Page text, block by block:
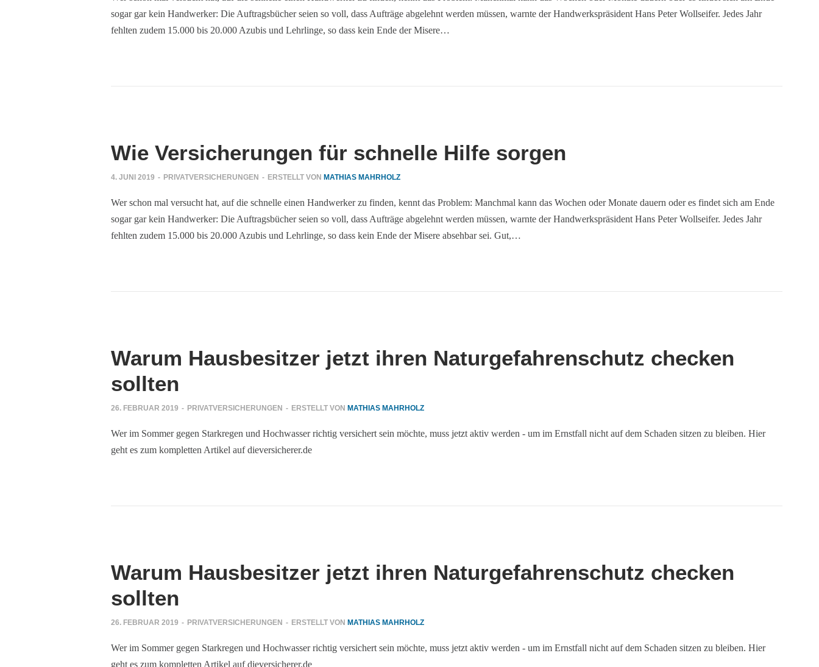
sogar gar kein Handwerker: Die Auftragsbücher seien so voll, dass Aufträge abgelehnt werden müssen, warnte der Handwerkspräsident Hans Peter Wollseifer. Jedes Jahr
fehlten zudem 15.000 bis 20.000 Azubis und Lehrlinge, so dass kein Ende der Misere…
Wie Versicherungen für schnelle Hilfe sorgen
4. JUNI 2019 - PRIVATVERSICHERUNGEN - ERSTELLT VON MATHIAS MAHRHOLZ
Wer schon mal versucht hat, auf die schnelle einen Handwerker zu finden, kennt das Problem: Manchmal kann das Wochen oder Monate dauern oder es findet sich am Ende
sogar gar kein Handwerker: Die Auftragsbücher seien so voll, dass Aufträge abgelehnt werden müssen, warnte der Handwerkspräsident Hans Peter Wollseifer. Jedes Jahr
fehlten zudem 15.000 bis 20.000 Azubis und Lehrlinge, so dass kein Ende der Misere absehbar sei. Gut,…
Warum Hausbesitzer jetzt ihren Naturgefahrenschutz checken
sollten
26. FEBRUAR 2019 - PRIVATVERSICHERUNGEN - ERSTELLT VON MATHIAS MAHRHOLZ
Wer im Sommer gegen Starkregen und Hochwasser richtig versichert sein möchte, muss jetzt aktiv werden - um im Ernstfall nicht auf dem Schaden sitzen zu bleiben. Hier
geht es zum kompletten Artikel auf dieversicherer.de
Warum Hausbesitzer jetzt ihren Naturgefahrenschutz checken
sollten
26. FEBRUAR 2019 - PRIVATVERSICHERUNGEN - ERSTELLT VON MATHIAS MAHRHOLZ
Wer im Sommer gegen Starkregen und Hochwasser richtig versichert sein möchte, muss jetzt aktiv werden - um im Ernstfall nicht auf dem Schaden sitzen zu bleiben. Hier
geht es zum kompletten Artikel auf dieversicherer.de